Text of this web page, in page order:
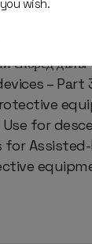
според
– Part
protective
Use for
wish.